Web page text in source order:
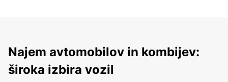
Najem avtomobilov in kombijev:
široka izbira vozil